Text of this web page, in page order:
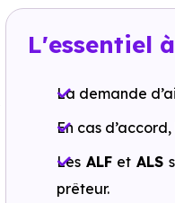
L'essentiel
La demande
En cas d’accord,
Les ALFet ALS
prêteur.